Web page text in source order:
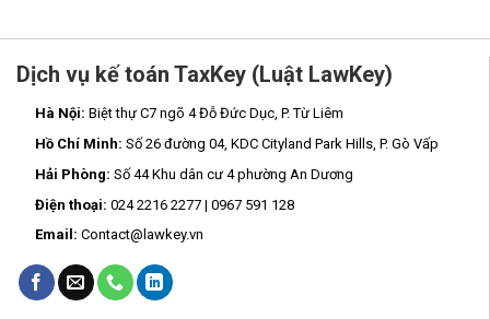
Dịch vụ kế toán TaxKey (Luật LawKey)
Hà Nội: Biệt thự C7 ngõ 4 Đỗ Đức Dục, P. Từ Liêm
Hồ Chí Minh: Số 26 đường 04, KDC Cityland Park Hills, P. Gò Vấp
Hải Phòng: Số 44 Khu dân cư 4 phường An Dương
Điện thoại: 024 2216 2277 | 0967 591 128
Email: Contact@lawkey.vn